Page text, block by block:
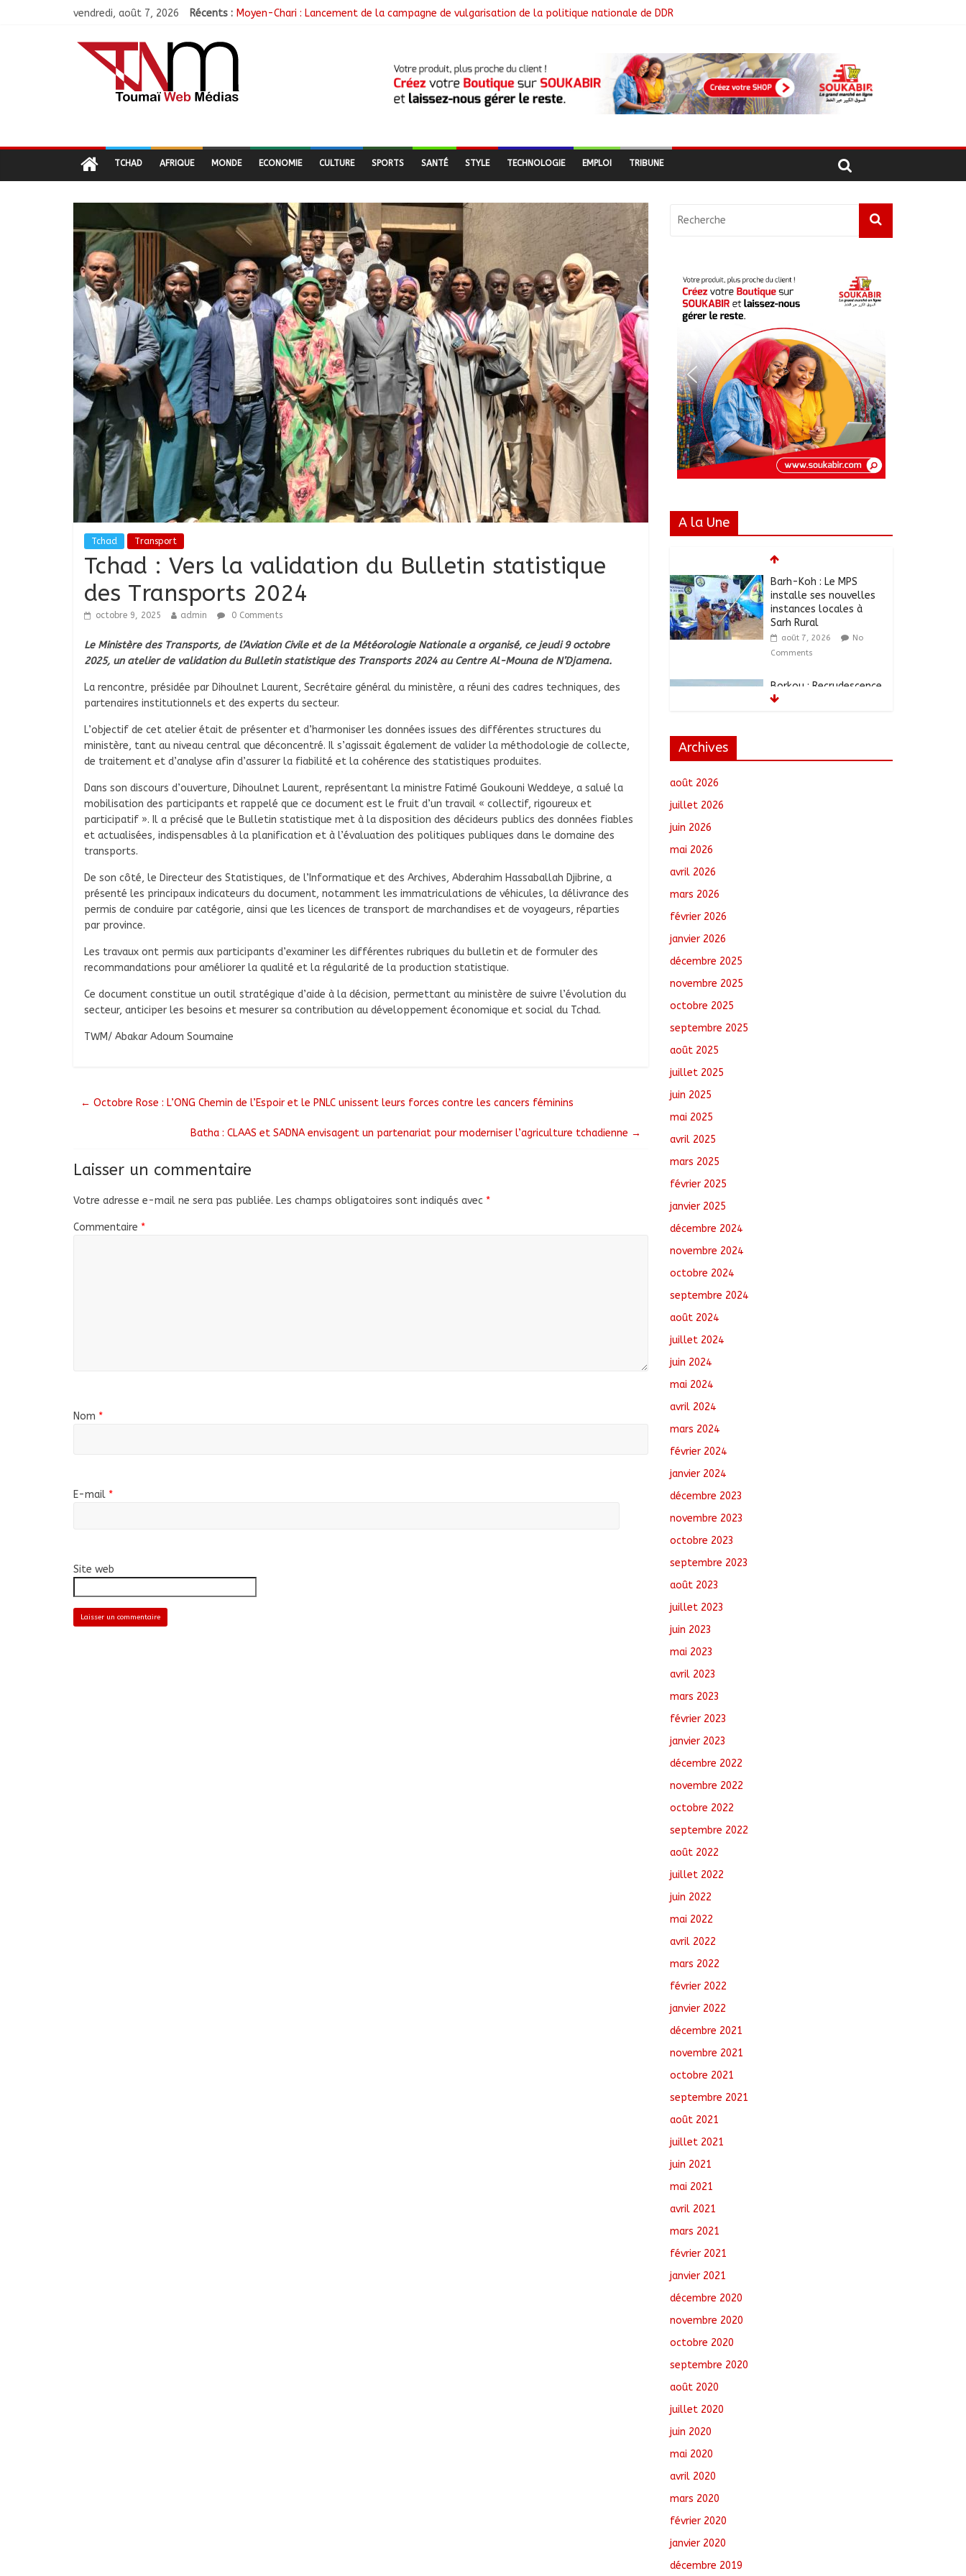
vendredi, août 7, 2026 Récents : Moyen-Chari : Lancement de la campagne de vulgarisation de la politique nationale de DDR
N’Djamena : Le maire intensifie le suivi des chantiers municipaux
Moyen-Chari : Les nouveaux bacheliers orientés vers leur avenir
TCHAD AFRIQUE MONDE ECONOMIE CULTURE SPORTS SANTÉ STYLE TECHNOLOGIE EMPLOI TRIBUNE
Tchad Transport
Tchad : Vers la validation du Bulletin statistique
des Transports 2024
octobre 9, 2025 admin 0 Comments
Le Ministère des Transports, de l’Aviation Civile et de la Météorologie Nationale a organisé, ce jeudi 9 octobre
2025, un atelier de validation du Bulletin statistique des Transports 2024 au Centre Al-Mouna de N’Djamena.
La rencontre, présidée par Dihoulnet Laurent, Secrétaire général du ministère, a réuni des cadres techniques, des
partenaires institutionnels et des experts du secteur.
L’objectif de cet atelier était de présenter et d’harmoniser les données issues des différentes structures du
ministère, tant au niveau central que déconcentré. Il s’agissait également de valider la méthodologie de collecte,
de traitement et d’analyse afin d’assurer la fiabilité et la cohérence des statistiques produites.
Dans son discours d’ouverture, Dihoulnet Laurent, représentant la ministre Fatimé Goukouni Weddeye, a salué la
mobilisation des participants et rappelé que ce document est le fruit d’un travail « collectif, rigoureux et
participatif ». Il a précisé que le Bulletin statistique met à la disposition des décideurs publics des données fiables
et actualisées, indispensables à la planification et à l’évaluation des politiques publiques dans le domaine des
transports.
De son côté, le Directeur des Statistiques, de l’Informatique et des Archives, Abderahim Hassaballah Djibrine, a
présenté les principaux indicateurs du document, notamment les immatriculations de véhicules, la délivrance des
permis de conduire par catégorie, ainsi que les licences de transport de marchandises et de voyageurs, réparties
par province.
Les travaux ont permis aux participants d’examiner les différentes rubriques du bulletin et de formuler des
recommandations pour améliorer la qualité et la régularité de la production statistique.
Ce document constitue un outil stratégique d’aide à la décision, permettant au ministère de suivre l’évolution du
secteur, anticiper les besoins et mesurer sa contribution au développement économique et social du Tchad.
TWM/ Abakar Adoum Soumaine
← Octobre Rose : L’ONG Chemin de l’Espoir et le PNLC unissent leurs forces contre les cancers féminins
Batha : CLAAS et SADNA envisagent un partenariat pour moderniser l’agriculture tchadienne →
Laisser un commentaire
Votre adresse e-mail ne sera pas publiée. Les champs obligatoires sont indiqués avec *
Commentaire *
Nom *
E-mail *
Site web
A la Une
Barh-Koh : Le MPS
installe ses nouvelles
instances locales à
Sarh Rural
août 7, 2026
No
Comments
Borkou : Recrudescence
des braquages sur l’axe
Comments
Archives
août 2026
juillet 2026
juin 2026
mai 2026
avril 2026
mars 2026
février 2026
janvier 2026
décembre 2025
novembre 2025
octobre 2025
septembre 2025
août 2025
juillet 2025
juin 2025
mai 2025
avril 2025
mars 2025
février 2025
janvier 2025
décembre 2024
novembre 2024
octobre 2024
septembre 2024
août 2024
juillet 2024
juin 2024
mai 2024
avril 2024
mars 2024
février 2024
janvier 2024
décembre 2023
novembre 2023
octobre 2023
septembre 2023
août 2023
juillet 2023
juin 2023
mai 2023
avril 2023
mars 2023
février 2023
janvier 2023
décembre 2022
novembre 2022
octobre 2022
septembre 2022
août 2022
juillet 2022
juin 2022
mai 2022
avril 2022
mars 2022
février 2022
janvier 2022
décembre 2021
novembre 2021
octobre 2021
septembre 2021
août 2021
juillet 2021
juin 2021
mai 2021
avril 2021
mars 2021
février 2021
janvier 2021
décembre 2020
novembre 2020
octobre 2020
septembre 2020
août 2020
juillet 2020
juin 2020
mai 2020
avril 2020
mars 2020
février 2020
janvier 2020
décembre 2019